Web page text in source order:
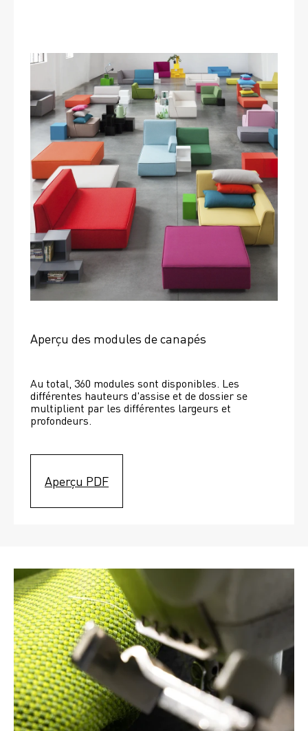
Aperçu des modules de canapés
Au total, 360 modules sont disponibles. Les
différentes hauteurs d'assise et de dossier se
multiplient par les différentes largeurs et
profondeurs.
Aperçu PDF